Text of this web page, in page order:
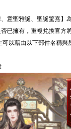
意聖雅誕、聖誕驚熹】
已擁有，重複兌換官方
以藉由以下部件名稱與